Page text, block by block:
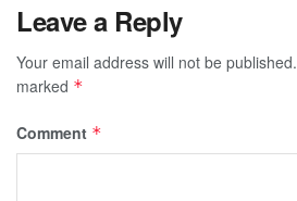
Leave a Reply
Your email address will not be published.
marked *
Comment *